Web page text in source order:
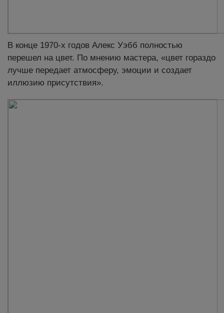
В конце 1970-х годов Алекс Уэбб полностью
перешел на цвет. По мнению мастера, «цвет гораздо
лучше передает атмосферу, эмоции и создает
иллюзию присутствия».